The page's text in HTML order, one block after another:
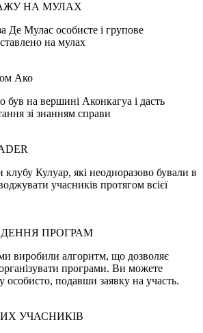
НА МУЛАХ
Де Мулас особисте і групове
на мулах
Ако
був на вершині Аконкагуа і дасть
зі знанням справи
клубу Кулуар, які неодноразово бували в
учасників протягом всієї
ПРОГРАМ
виробили алгоритм, що дозволяє
програми. Ви можете
особисто, подавши заявку на участь.
УЧАСНИКІВ